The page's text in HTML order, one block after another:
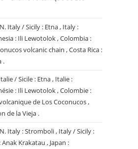
Italy / Sicily : Etna , Italy :
: Ili Lewotolok , Colombia :
volcanic chain , Costa Rica :
.
/ Sicile : Etna , Italie :
: Ili Lewotolok , Colombie :
de Los Coconucos ,
de la Vieja .
Italy : Stromboli , Italy / Sicily :
Krakatau , Japan :